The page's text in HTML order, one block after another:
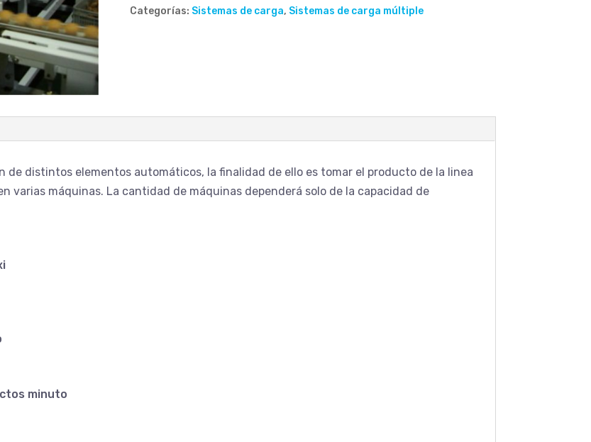
Categorías: Sistemas de carga, Sistemas de carga múltiple
de distintos elementos automáticos, la finalidad de ello es tomar el producto de la linea
varias máquinas. La cantidad de máquinas dependerá solo de la capacidad de
minuto